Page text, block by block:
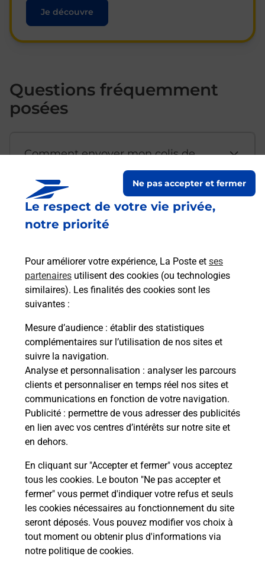
Le respect de votre vie privée,
notre priorité
Pour améliorer votre expérience, La Poste et ses
partenaires utilisent des cookies (ou technologies
similaires). Les finalités des cookies sont les
suivantes :
Mesure d’audience : établir des statistiques
complémentaires sur l’utilisation de nos sites et
suivre la navigation.
Analyse et personnalisation : analyser les parcours
clients et personnaliser en temps réel nos sites et
communications en fonction de votre navigation.
Publicité : permettre de vous adresser des publicités
en lien avec vos centres d’intérêts sur notre site et
en dehors.
En cliquant sur "Accepter et fermer" vous acceptez
tous les cookies. Le bouton "Ne pas accepter et
fermer" vous permet d'indiquer votre refus et seuls
les cookies nécessaires au fonctionnement du site
seront déposés. Vous pouvez modifier vos choix à
tout moment ou obtenir plus d'informations via
notre politique de cookies.
Ne pas accepter et fermer
Je découvre
Questions fréquemment
posées
Comment envoyer mon colis de
Est-il possible d’acheter un
emballage directement depuis un
Comment demander une
modification de livraison ?
Comment La Poste participe-t-elle
à votre sécurité au quotidien ?
Puis-je passer mon code de la route
avec La Poste et sous quelles
conditions ?
Localiser Liste Corse-du-Sud ARBELLARA